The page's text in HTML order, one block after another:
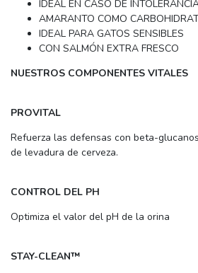
IDEAL EN CASO DE
AMARANTO COMO
IDEAL PARA GATOS SENSIBLES
CON SALMÓN EXTRA FRESCO
NUESTROS COMPONENTES VITALES
PROVITAL
Refuerza las defensas con beta-
de levadura de cerveza.
CONTROL DEL PH
Optimiza el valor del pH de la orina
STAY-CLEAN™